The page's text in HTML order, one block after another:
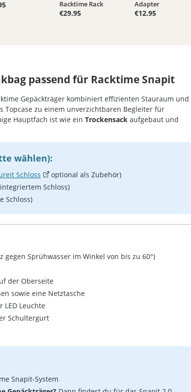
Racktime Rack
€29.95
Adapter
€12.95
passend für Racktime Snapit
Gepäckträger kombiniert effizienten Stauraum und
Topcase zu einem unverzichtbaren Begleiter für
Hauptfach ist wie ein Trockensack aufgebaut und
wählen):
Schloss
optional als Zubehör)
Schloss)
Schloss)
gegen Sprühwasser im Winkel von bis zu 60°)
der Oberseite
sowie eine Netztasche
LED Leuchte
Schultergurt
Snapit-System